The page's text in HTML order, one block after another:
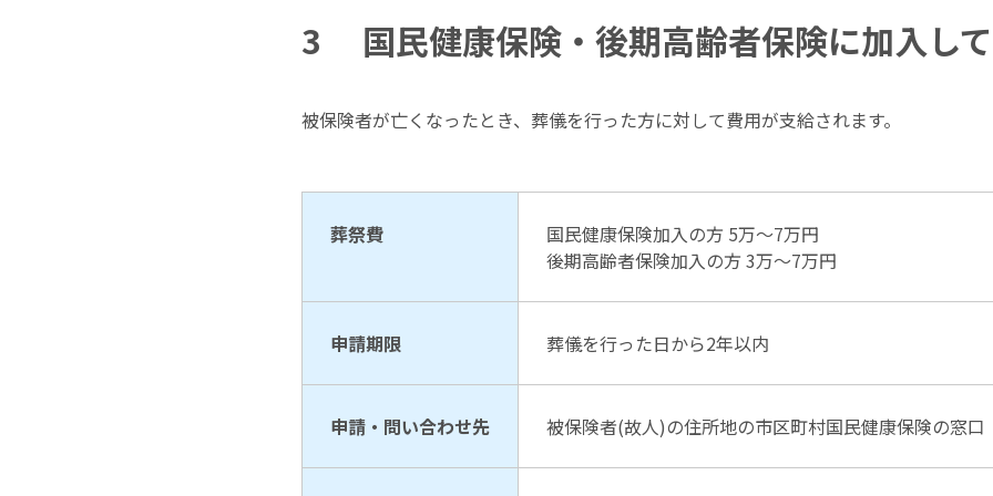
3 国民健康保険・後期高齢者保険に加入し
被保険者が亡くなったとき、葬儀を行った方に対して費用が支給されます。
葬祭費
国民健康保険加入の方 5万～7万円
後期高齢者保険加入の方 3万～7万円
申請期限 葬儀を行った日から2年以内
申請・問い合わせ先 被保険者(故人)の住所地の市区町村国民健康保険の窓口